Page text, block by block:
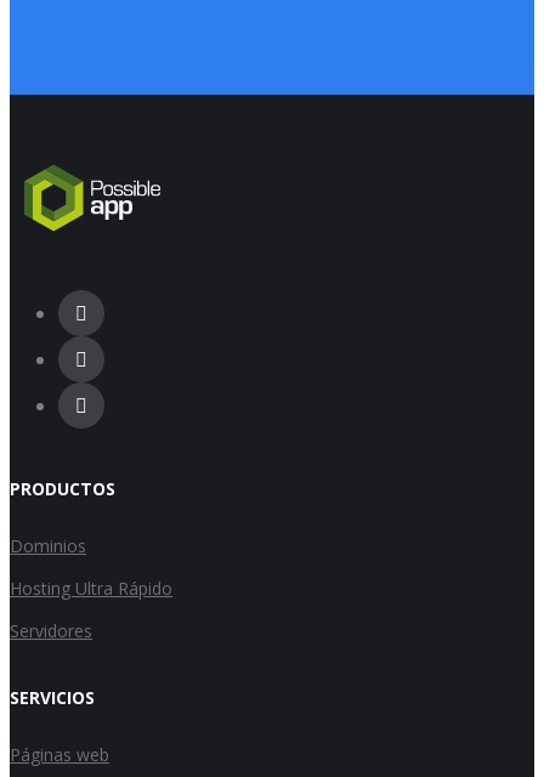
PRODUCTOS
Dominios
Hosting Ultra Rápido
Servidores
SERVICIOS
Páginas web